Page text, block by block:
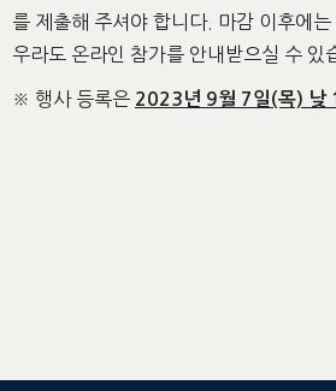
를 제출해 주셔야 합니다. 마감 이후에
우라도 온라인 참가를 안내받으실 수 있
※ 행사 등록은 2023년 9월 7일(목) 낮